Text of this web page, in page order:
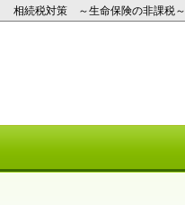
相続税対策 ～生命保険の非課税～